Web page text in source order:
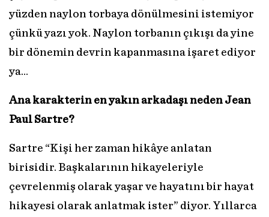
yüzden naylon torbaya dönülmesini istemiyor
çünkü yazı yok. Naylon torbanın çıkışı da yine
bir dönemin devrin kapanmasına işaret ediyor
ya...
Ana karakterin en yakın arkadaşı neden Jean
Paul Sartre?
Sartre “Kişi her zaman hikâye anlatan
birisidir. Başkalarının hikayeleriyle
çevrelenmiş olarak yaşar ve hayatını bir hayat
hikayesi olarak anlatmak ister” diyor. Yıllarca